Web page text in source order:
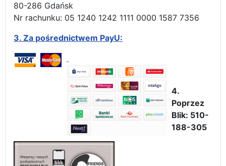
80-286 Gdańsk
Nr rachunku: 05 1240 1242 1111 0000 1587 7356
3. Za pośrednictwem PayU:
4.
Poprzez
Blik: 510-
188-305